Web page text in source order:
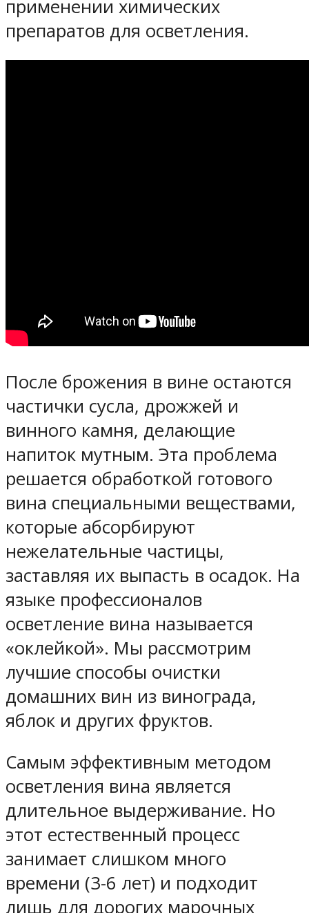
применении химических
препаратов для осветления.
После брожения в вине остаются
частички сусла, дрожжей и
винного камня, делающие
напиток мутным. Эта проблема
решается обработкой готового
вина специальными веществами,
которые абсорбируют
нежелательные частицы,
заставляя их выпасть в осадок. На
языке профессионалов
осветление вина называется
«оклейкой». Мы рассмотрим
лучшие способы очистки
домашних вин из винограда,
яблок и других фруктов.
Самым эффективным методом
осветления вина является
длительное выдерживание. Но
этот естественный процесс
занимает слишком много
времени (3-6 лет) и подходит
лишь для дорогих марочных